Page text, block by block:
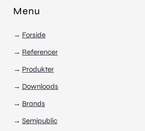
Menu
→ Forside
→ Referencer
→ Produkter
→ Downloads
→ Brands
→ Semipublic